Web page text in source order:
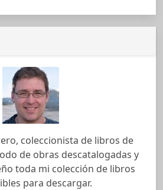
coleccionista de libros de
de obras descatalogadas y
toda mi colección de libros
para descargar.